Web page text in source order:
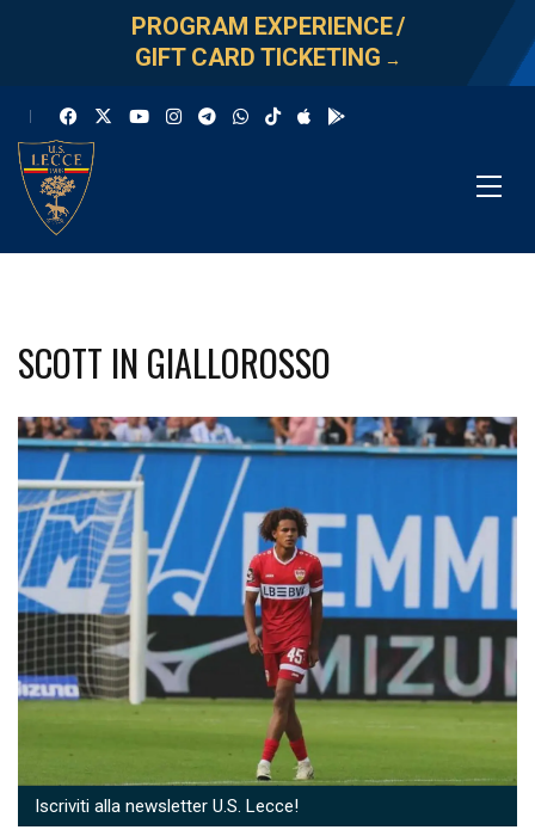
PROGRAM EXPERIENCE/
GIFT CARD TICKETING →
SCOTT IN GIALLOROSSO
Iscriviti alla newsletter U.S. Lecce!